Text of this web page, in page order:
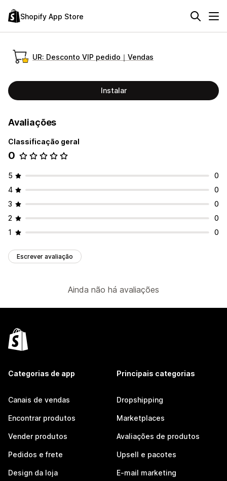
Shopify App Store
UR: Desconto VIP pedido｜Vendas
Instalar
Avaliações
Classificação geral
0
5
0
4
0
3
0
2
0
1
0
Escrever avaliação
Ainda não há avaliações
Categorias de app
Canais de vendas
Encontrar produtos
Vender produtos
Pedidos e frete
Design da loja
Principais categorias
Dropshipping
Marketplaces
Avaliações de produtos
Upsell e pacotes
E-mail marketing